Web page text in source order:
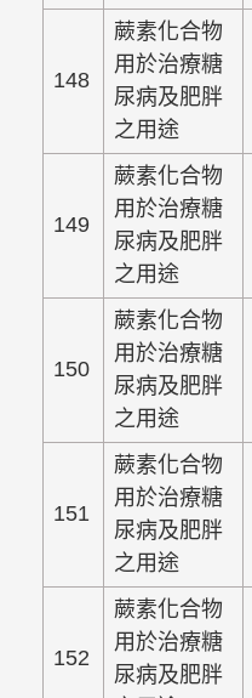
148
蕨素化合物
用於治療糖
尿病及肥胖
之用途
149
蕨素化合物
用於治療糖
尿病及肥胖
之用途
150
蕨素化合物
用於治療糖
尿病及肥胖
之用途
151
蕨素化合物
用於治療糖
尿病及肥胖
之用途
152
蕨素化合物
用於治療糖
尿病及肥胖